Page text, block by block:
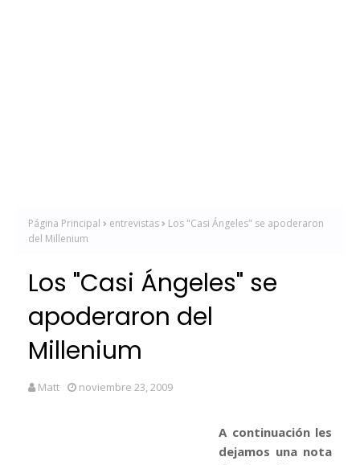
Página Principal entrevistas
Los "Casi Ángeles" se apoderaron
del Millenium
Los "Casi Ángeles" se
apoderaron del
Millenium
Matt noviembre 23, 2009
A continuación les
dejamos una nota